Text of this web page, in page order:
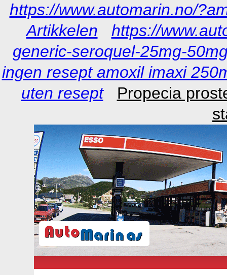
https://www.automarin.no/
Artikkelen
https://
generic-seroquel-25mg-
ingen resept amoxil imaxi
uten resept
Propecia